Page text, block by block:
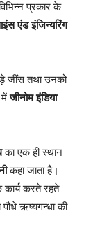
प्रकार के
एंड इंजिन्यरिंग
जींस तथा उनको
मेंजीनोम इंडिया
का एक ही स्थान
कहा जाता है।
कार्य करते रहते
पौधे ऋष्यगन्धा की